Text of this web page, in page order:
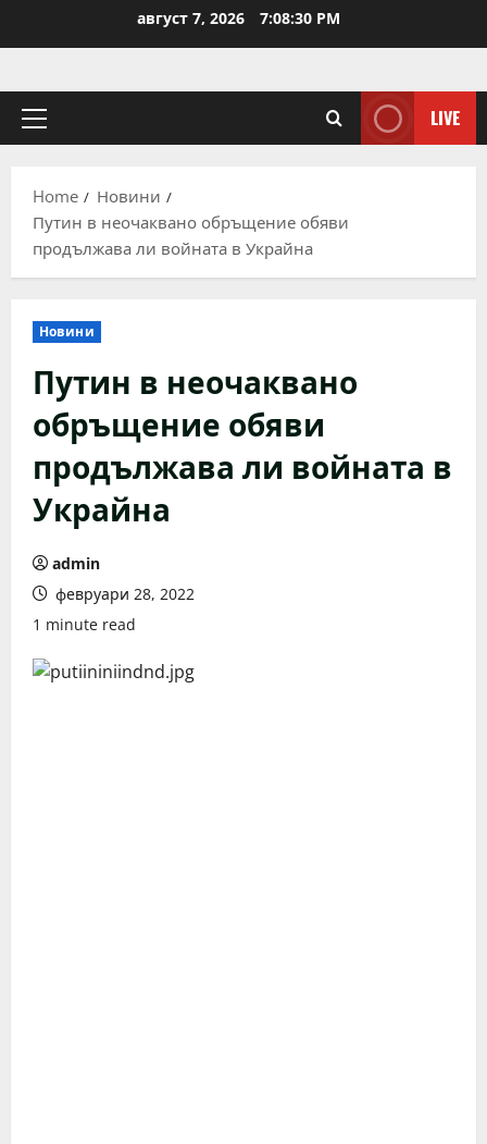
август 7, 2026 7:08:30 PM
Primary
LIVE
Home
Новини
Путин в неочаквано обръщение обяви
продължава ли войната в Украйна
Новини
Путин в неочаквано
обръщение обяви
продължава ли войната в
Украйна
admin
февруари 28, 2022
1 minute read